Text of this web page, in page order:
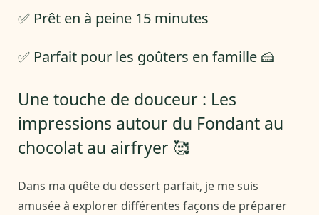
✅ Prêt en à peine 15 minutes
✅ Parfait pour les goûters en famille 🍰
Une touche de douceur : Les
impressions autour du Fondant au
chocolat au airfryer 🥰
Dans ma quête du dessert parfait, je me suis
amusée à explorer différentes façons de préparer